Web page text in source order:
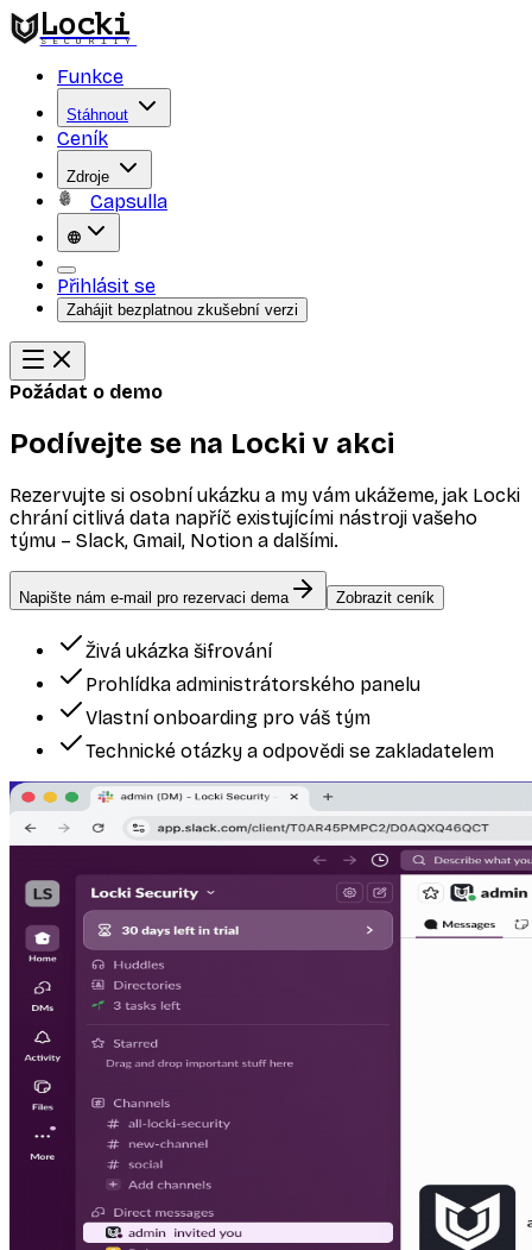
Locki
SECURITY
Funkce
Stáhnout
Ceník
Zdroje
Capsulla
Přihlásit se
Zahájit bezplatnou zkušební verzi
Požádat o demo
Podívejte se na Locki v akci
Rezervujte si osobní ukázku a my vám ukážeme, jak Locki
chrání citlivá data napříč existujícími nástroji vašeho
týmu – Slack, Gmail, Notion a dalšími.
Napište nám e-mail pro rezervaci dema Zobrazit ceník
Živá ukázka šifrování
Prohlídka administrátorského panelu
Vlastní onboarding pro váš tým
Technické otázky a odpovědi se zakladatelem